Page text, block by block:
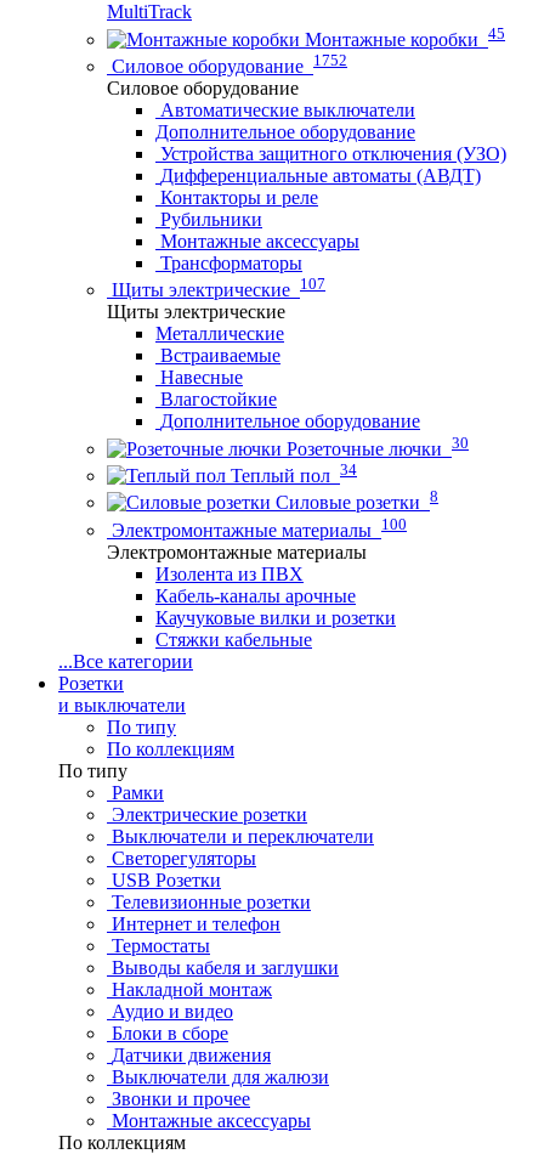
MultiTrack
Монтажные коробки 45
Силовое оборудование 1752
Силовое оборудование
Автоматические выключатели
Дополнительное оборудование
Устройства защитного отключения (УЗО)
Дифференциальные автоматы (АВДТ)
Контакторы и реле
Рубильники
Монтажные аксессуары
Трансформаторы
Щиты электрические 107
Щиты электрические
Металлические
Встраиваемые
Навесные
Влагостойкие
Дополнительное оборудование
Розеточные лючки 30
Теплый пол 34
Силовые розетки 8
Электромонтажные материалы 100
Электромонтажные материалы
Изолента из ПВХ
Кабель-каналы арочные
Каучуковые вилки и розетки
Стяжки кабельные
...Все категории
Розетки
и выключатели
По типу
По коллекциям
По типу
Рамки
Электрические розетки
Выключатели и переключатели
Светорегуляторы
USB Розетки
Телевизионные розетки
Интернет и телефон
Термостаты
Выводы кабеля и заглушки
Накладной монтаж
Аудио и видео
Блоки в сборе
Датчики движения
Выключатели для жалюзи
Звонки и прочее
Монтажные аксессуары
По коллекциям